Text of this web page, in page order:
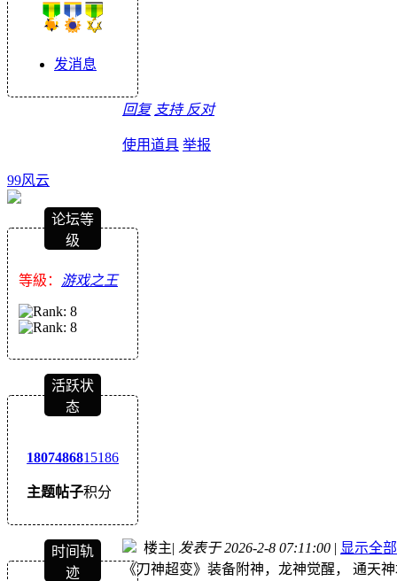
发消息
回复 支持 反对
使用道具 举报
99风云
论坛等
级
等級： 游戏之王
活跃状
态
1807
主题
4868
帖子
15186
积分
时间轨
迹
楼主| 发表于 2026-2-8 07:11:00 | 显示全
《刀神超变》装备附神，龙神觉醒， 通天